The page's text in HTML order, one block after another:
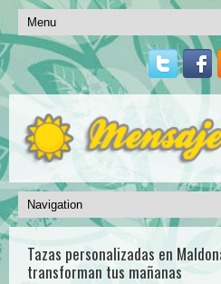
Tazas personalizadas en
transforman tus mañanas